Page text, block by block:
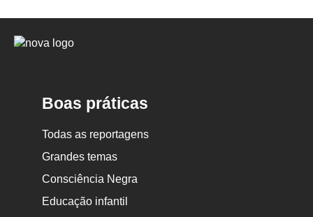
Logo
Boas práticas
Todas as reportagens
Grandes temas
Consciência Negra
Educação infantil